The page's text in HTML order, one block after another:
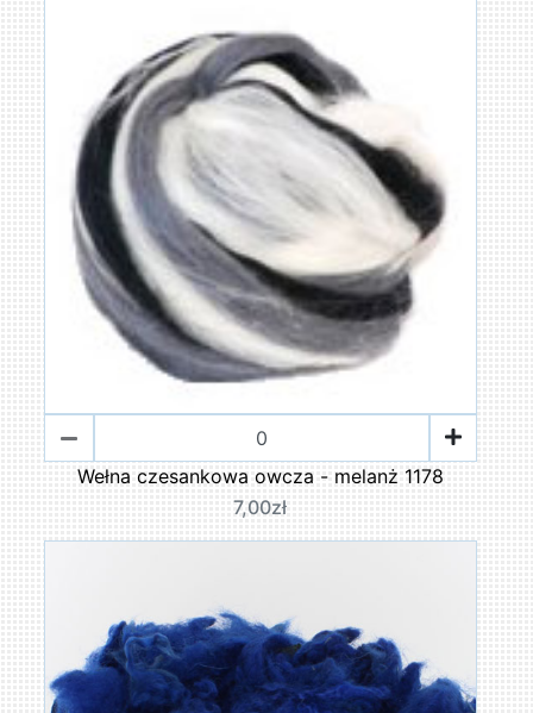
Wełna czesankowa owcza - melanż 1178
7,00zł